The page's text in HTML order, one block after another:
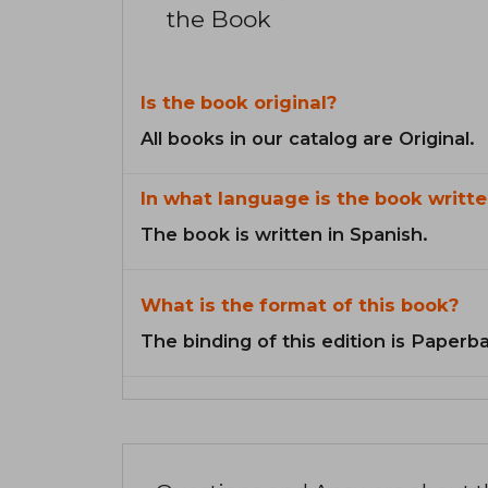
the Book
Is the book original?
All books in our catalog are Original.
In what language is the book
The book is written in Spanish.
What is the format of this book?
The binding of this edition is